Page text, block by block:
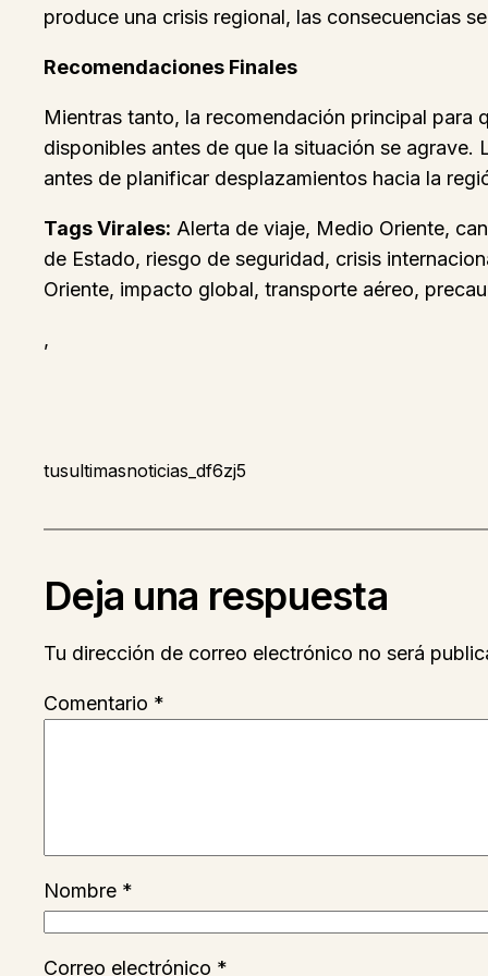
produce una crisis regional, las consecuencias
Recomendaciones Finales
Mientras tanto, la recomendación principal para
disponibles antes de que la situación se
antes de planificar desplazamientos hacia la
Tags Virales: Alerta de viaje, Medio Oriente,
de Estado, riesgo de seguridad, crisis
Oriente, impacto global, transporte aéreo,
,
tusultimasnoticias_df6zj5
Deja una respuesta
Tu dirección de correo electrónico no será
Comentario *
Nombre *
Correo electrónico *